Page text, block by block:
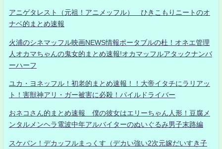
アニゲタレスト（元祖！アニメッフル） ひきこもりニートのオ
ナベ的まとめ速報
火浦のシネマッフル映画NEWS情報ポータブルの杜！オネエ管理
人オカマちゃんの鬼女的まとめ速報!オカマッフルアタックナンバ
ーハーフ
ユカ・ヨネッフル！初老的まとめ速報！！大帝イタチにラリアッ
ト！害獣神アリ・ガー被害に必殺！パイルドライバー
おネコさん的まとめ速報 僕の彼女はエリーちゃん人形！豆腐メ
ンタルメンヘラ電波中年アルバイターのぬいぐるみ男子末路編
スケバン！デカッフルまっくす（デカい強い2次元嫁だいすき子